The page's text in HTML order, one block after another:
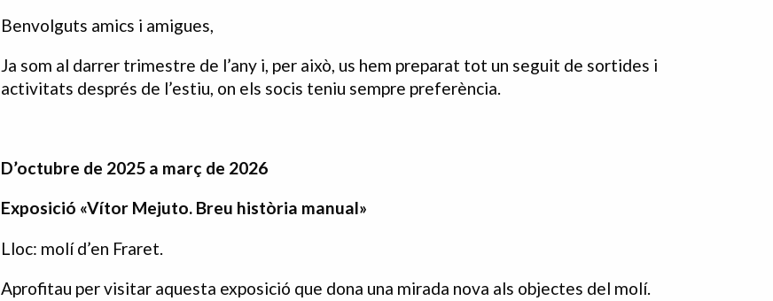
Benvolguts amics i amigues,
Ja som al darrer trimestre de l’any i, per això, us hem preparat tot un seguit de sortides i
activitats després de l’estiu, on els socis teniu sempre preferència.
D’octubre de 2025 a març de 2026
Exposició «Vítor Mejuto. Breu història manual»
Lloc: molí d’en Fraret.
Aprofitau per visitar aquesta exposició que dona una mirada nova als objectes del molí.